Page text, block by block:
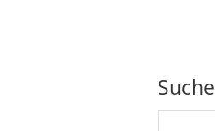
Suche